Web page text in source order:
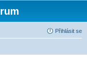
Přihlásit se